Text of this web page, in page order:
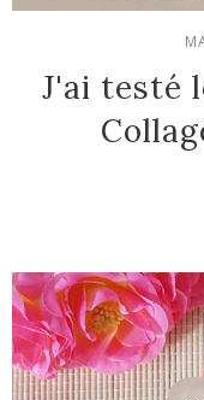
J'ai testé